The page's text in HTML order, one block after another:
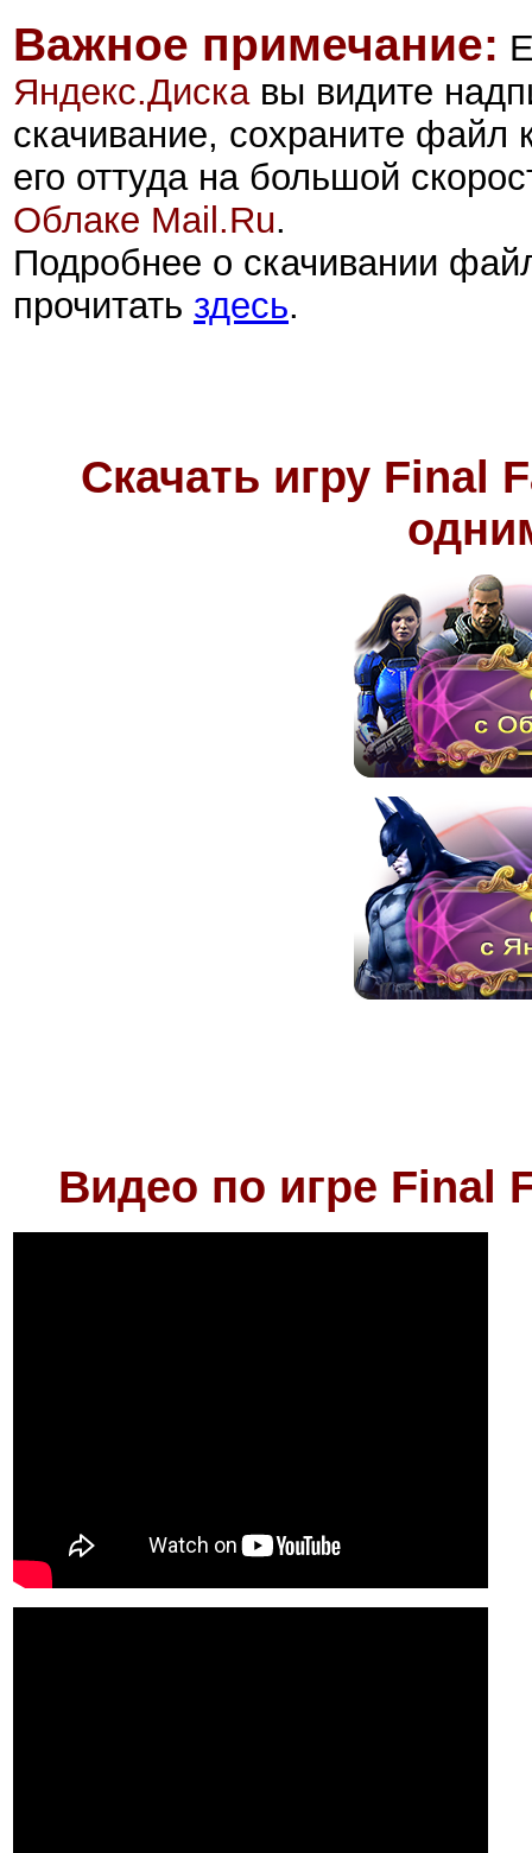
Важное примечание:
Яндекс.Дискавы видите
скачивание, сохраните файл
его оттуда на большой
Облаке Mail.Ru.
Подробнее о скачивании
прочитать здесь.
Скачать игру Final
Видео по игре Final